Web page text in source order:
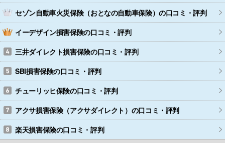
セゾン自動車火災保険（おとなの自動車保険）の口コミ・評判
イーデザイン損害保険の口コミ・評判
三井ダイレクト損害保険の口コミ・評判
SBI損害保険の口コミ・評判
チューリッヒ保険の口コミ・評判
アクサ損害保険（アクサダイレクト） の口コミ・評判
楽天損害保険の口コミ・評判